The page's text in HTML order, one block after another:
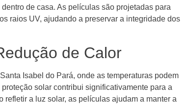
de casa. As películas são projetadas para
raios UV, ajudando a preservar a integridade dos
de Calor
Isabel do Pará, onde as temperaturas podem
solar contribui significativamente para a
refletir a luz solar, as películas ajudam a manter a